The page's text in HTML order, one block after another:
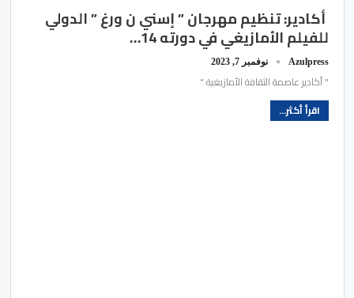
أكادير: تنظيم مهرجان ” إسني ن ورغ ” الدولي
للفيلم الأمازيغي في دورته 14…
Azulpress نوفمبر 7, 2023
" أكادير عاصمة الثقافة الأمازيغية "
اقرأ أكثر...